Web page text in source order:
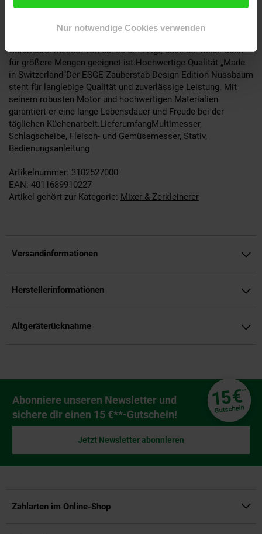
Nur notwendige Cookies verwenden
idealen Küchenhelfer, der wenig Platz beansprucht. Die
Gefäßdurchmesser von ca. 30 cm zeigt, dass der Mixer auch
für größere Mengen geeignet ist.Hochwertige Qualität „Made
in Switzerland“Der ESGE Zauberstab Design Edition Nussbaum
steht für langlebige Qualität und zuverlässige Leistung. Mit
seinem robusten Motor und hochwertigen Materialien
garantiert er eine lange Lebensdauer und Freude bei der
täglichen Küchenarbeit.LieferumfangMultimesser,
Schlagscheibe, Fleisch- und Gemüsemesser, Stativ,
Bedienungsanleitung
Artikelnummer: 3102527000
EAN: 4011689910227
Artikel gehört zur Kategorie: Mixer & Zerkleinerer
Versandinformationen
Herstellerinformationen
Altgeräterücknahme
Newsletter Anmeldung
Abonniere unseren Newsletter und
sichere dir einen 15 €**-Gutschein!
15€**
Gutschein
Jetzt Newsletter abonnieren
Zahlarten im Online-Shop